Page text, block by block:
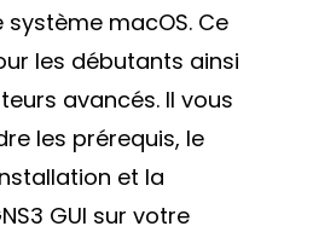
système macOS. Ce
les débutants ainsi
avancés. Il vous
les prérequis, le
et la
GUI sur votre